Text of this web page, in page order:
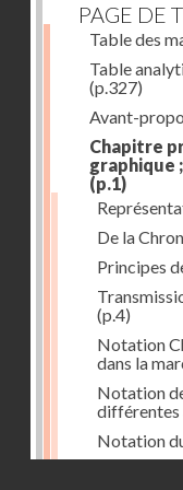
PAGE DE
Table des
Table
(p.327)
Avant-
Chapitre
graphique
(p.1)
De la
Principes
(p.4)
Notation
dans la
Notation
différentes
Notation